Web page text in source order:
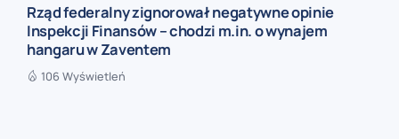
Rząd federalny zignorował negatywne opinie
Inspekcji Finansów – chodzi m.in. o wynajem
hangaru w Zaventem
106 Wyświetleń